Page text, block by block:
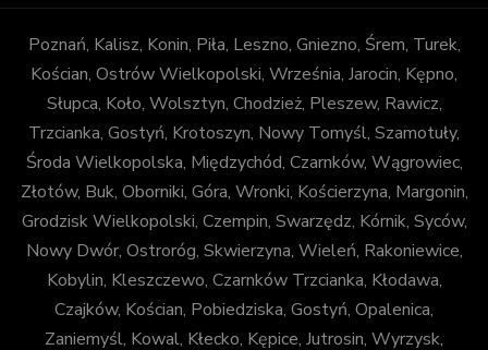
Poznań, Kalisz, Konin, Piła, Leszno, Gniezno, Śrem, Turek,
Kościan, Ostrów Wielkopolski, Września, Jarocin, Kępno,
Słupca, Koło, Wolsztyn, Chodzież, Pleszew, Rawicz,
Trzcianka, Gostyń, Krotoszyn, Nowy Tomyśl, Szamotuły,
Środa Wielkopolska, Międzychód, Czarnków, Wągrowiec,
Złotów, Buk, Oborniki, Góra, Wronki, Kościerzyna, Margonin,
Grodzisk Wielkopolski, Czempin, Swarzędz, Kórnik, Syców,
Nowy Dwór, Ostroróg, Skwierzyna, Wieleń, Rakoniewice,
Kobylin, Kleszczewo, Czarnków Trzcianka, Kłodawa,
Czajków, Kościan, Pobiedziska, Gostyń, Opalenica,
Zaniemyśl, Kowal, Kłecko, Kępice, Jutrosin, Wyrzysk,